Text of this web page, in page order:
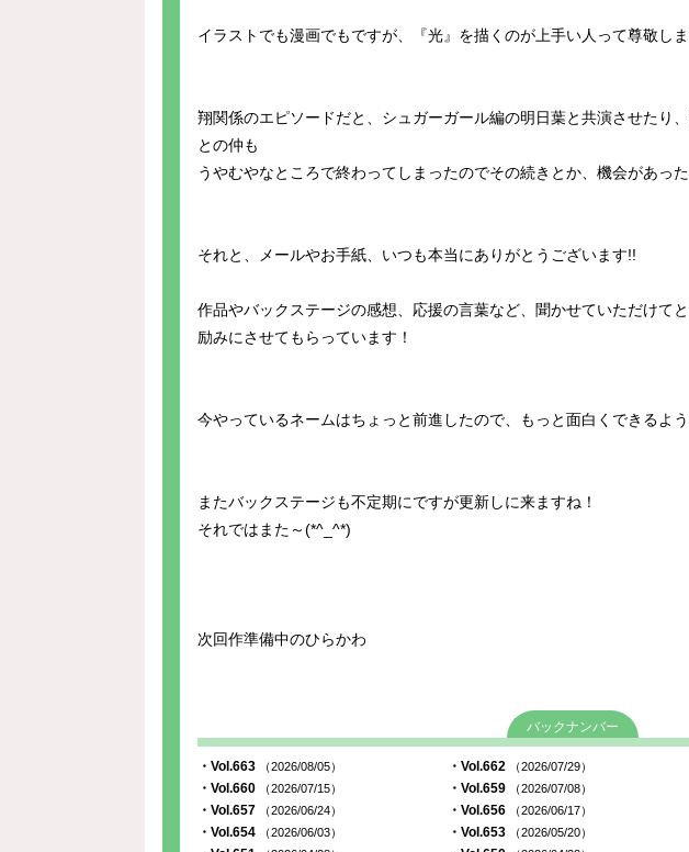
イラストでも漫画でもですが、『光』を描くのが上手い人って尊敬しま
翔関係のエピソードだと、シュガーガール編の明日葉と共演させたり
との仲も
うやむやなところで終わってしまったのでその続きとか、機会があっ
それと、メールやお手紙、いつも本当にありがとうございます!!
作品やバックステージの感想、応援の言葉など、聞かせていただけて
励みにさせてもらっています！
今やっているネームはちょっと前進したので、もっと面白くできるよ
またバックステージも不定期にですが更新しに来ますね！
それではまた～(*^_^*)
次回作準備中のひらかわ
バックナンバー
・Vol.663 （2026/08/05） ・Vol.662 （2026/07/29）
・Vol.660 （2026/07/15） ・Vol.659 （2026/07/08）
・Vol.657 （2026/06/24） ・Vol.656 （2026/06/17）
・Vol.654 （2026/06/03） ・Vol.653 （2026/05/20）